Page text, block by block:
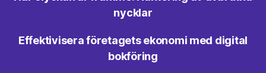
nycklar
Effektivisera företagets ekonomi med digital
bokföring